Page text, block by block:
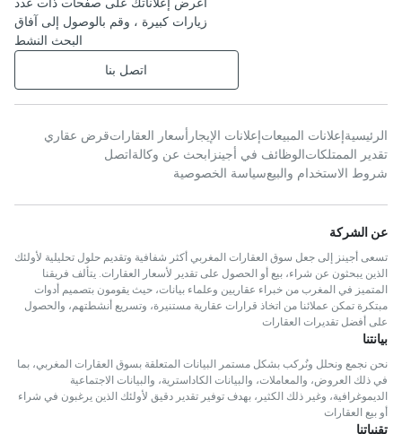
زيارات كبيرة ، وقم بالوصول إلى آفاق
البحث النشط
اتصل بنا
الرئيسيةإعلانات المبيعاتإعلانات الإيجار أسعار العقاراتقرض عقاري
تقدير الممتلكاتالوظائف في أجينز ابحث عن وكالةاتصل
شروط الاستخدام والبيعسياسة الخصوصية
عن الشركة
تسعى أجينز إلى جعل سوق العقارات المغربي أكثر شفافية وتقديم حلول تحليلية لأولئك
الذين يبحثون عن شراء، بيع أو الحصول على تقدير لأسعار العقارات. يتألف فريقنا
المتميز في المغرب من خبراء عقاريين وعلماء بيانات، حيث يقومون بتصميم أدوات
مبتكرة تمكن عملائنا من اتخاذ قرارات عقارية مستنيرة، وتسريع أنشطتهم، والحصول
على أفضل تقديرات العقارات
بيانتنا
نحن نجمع ونحلل ونُركب بشكل مستمر البيانات المتعلقة بسوق العقارات المغربي، بما
في ذلك العروض، والمعاملات، والبيانات الكاداسترية، والبيانات الاجتماعية
الديموغرافية، وغير ذلك الكثير، بهدف توفير تقدير دقيق لأولئك الذين يرغبون في شراء
أو بيع العقارات
تقنياتنا